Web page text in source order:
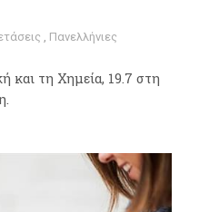
Πανελλήνιες
και τη Χημεία, 19.7 στη